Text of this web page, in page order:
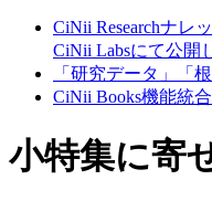
CiNii Researchナレ
CiNii Labsにて公開
「研究データ」「
CiNii Books機能統
小特集に寄